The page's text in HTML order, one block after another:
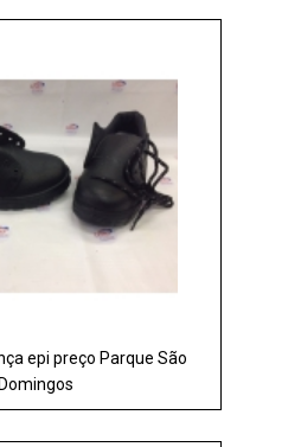
epi preço Parque São